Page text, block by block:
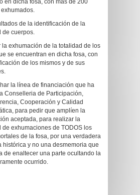
en dicha fosa, con más de 200
de la identificación de la
de cuerpos.
la exhumación de la totalidad de los
se encuentran en dicha fosa, con
de los mismos y de sus
la línea de financiación que ha
Conselleria de Participación,
Cooperación y Calidad
para pedir que amplíen la
aceptada, para realizar la
de exhumaciones de TODOS los
de la fosa, por una verdadera
histórica y no una desmemoria que
de enaltecer una parte ocultando la
ocurrido.